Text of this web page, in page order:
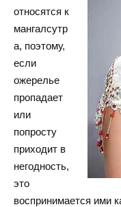
относятся к
мангалсутр
а, поэтому,
если
ожерелье
пропадает
или
попросту
приходит в
негодность,
это
воспринимается ими